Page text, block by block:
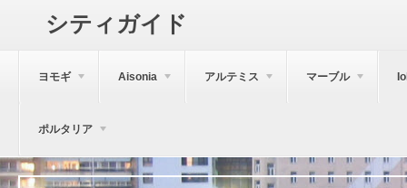
シティガイド
ヨモギ Aisonia アルテミス マーブル
ポルタリア